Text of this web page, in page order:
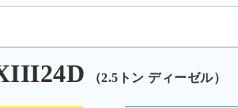
（2.5トン ディーゼル）